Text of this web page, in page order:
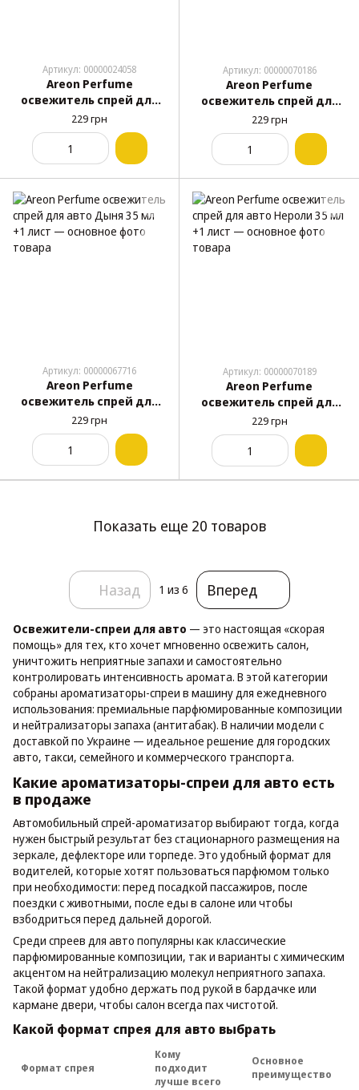
Артикул: 00000024058
Areon Perfume
освежитель спрей для
авто Парфюм 35 мл +1
лист
229 грн
Артикул: 00000070186
Areon Perfume
освежитель спрей для
авто Французский сад 35
мл +1 лист
229 грн
Артикул: 00000067716
Areon Perfume
освежитель спрей для
авто Дыня 35 мл +1 лист
229 грн
Артикул: 00000070189
Areon Perfume
освежитель спрей для
авто Нероли 35 мл +1
лист
229 грн
Показать еще 20 товаров
Назад 1 из 6 Вперед
Освежители-спреи для авто — это настоящая «скорая
помощь» для тех, кто хочет мгновенно освежить салон,
уничтожить неприятные запахи и самостоятельно
контролировать интенсивность аромата. В этой категории
собраны ароматизаторы-спреи в машину для ежедневного
использования: премиальные парфюмированные композиции
и нейтрализаторы запаха (антитабак). В наличии модели с
доставкой по Украине — идеальное решение для городских
авто, такси, семейного и коммерческого транспорта.
Какие ароматизаторы-спреи для авто есть
в продаже
Автомобильный спрей-ароматизатор выбирают тогда, когда
нужен быстрый результат без стационарного размещения на
зеркале, дефлекторе или торпеде. Это удобный формат для
водителей, которые хотят пользоваться парфюмом только
при необходимости: перед посадкой пассажиров, после
поездки с животными, после еды в салоне или чтобы
взбодриться перед дальней дорогой.
Среди спреев для авто популярны как классические
парфюмированные композиции, так и варианты с химическим
акцентом на нейтрализацию молекул неприятного запаха.
Такой формат удобно держать под рукой в бардачке или
кармане двери, чтобы салон всегда пах чистотой.
Какой формат спрея для авто выбрать
Формат спрея
Кому
подходит
лучше всего
Основное
преимущество